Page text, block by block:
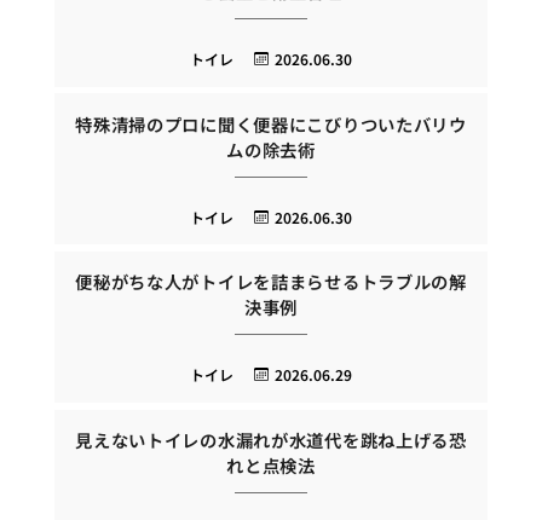
2026.06.30
トイレ
特殊清掃のプロに聞く便器にこびりついたバリウ
ムの除去術
2026.06.30
トイレ
便秘がちな人がトイレを詰まらせるトラブルの解
決事例
2026.06.29
トイレ
見えないトイレの水漏れが水道代を跳ね上げる恐
れと点検法